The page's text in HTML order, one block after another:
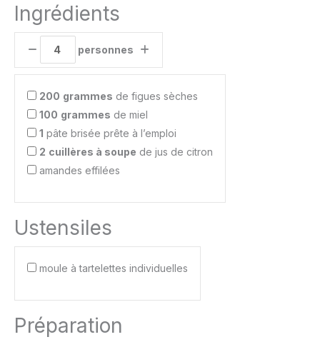
Ingrédients
personnes
200 grammes de figues sèches
100 grammes de miel
1 pâte brisée prête à l’emploi
2 cuillères à soupe de jus de citron
amandes effilées
Ustensiles
moule à tartelettes individuelles
Préparation